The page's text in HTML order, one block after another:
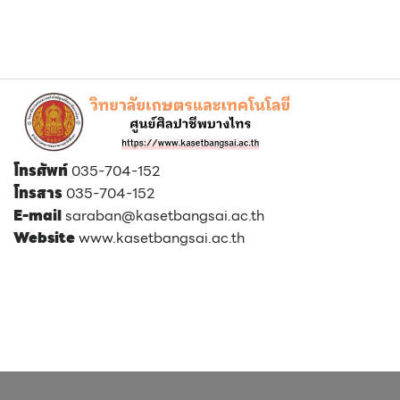
โทรศัพท์ 035-704-152
โทรสาร 035-704-152
E-mailsaraban@kasetbangsai.ac.th
Websitewww.kasetbangsai.ac.th